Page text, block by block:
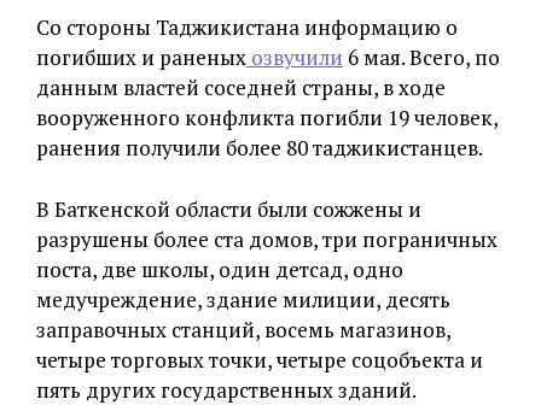
Со стороны Таджикистана информацию о
погибших и раненых озвучили 6 мая. Всего, по
данным властей соседней страны, в ходе
вооруженного конфликта погибли 19 человек,
ранения получили более 80 таджикистанцев.
В Баткенской области были сожжены и
разрушены более ста домов, три пограничных
поста, две школы, один детсад, одно
медучреждение, здание милиции, десять
заправочных станций, восемь магазинов,
четыре торговых точки, четыре соцобъекта и
пять других государственных зданий.